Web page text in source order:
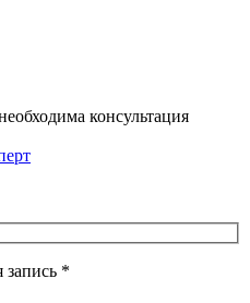
консультация
запись *